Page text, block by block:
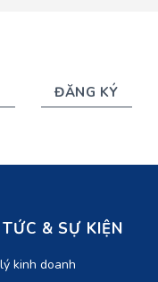
& SỰ KIỆN
kinh doanh